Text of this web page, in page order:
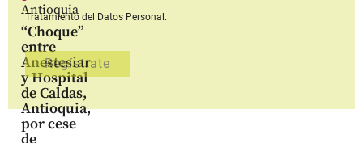
Antioquia
“Choque”
entre
Anestesiar
y Hospital
de Caldas,
Antioquia,
por cese
de
Tratamiento del Datos Personal.